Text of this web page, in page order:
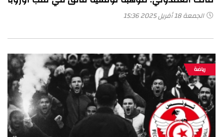
الجمعة 18 أفريل 2025 15:36
رياضة